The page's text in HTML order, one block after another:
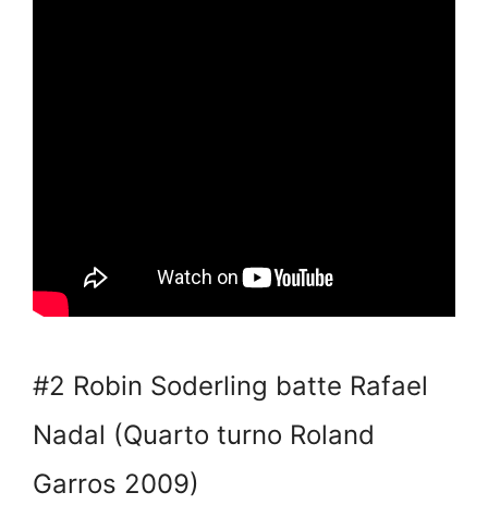
#2 Robin Soderling batte Rafael
Nadal (Quarto turno Roland
Garros 2009)